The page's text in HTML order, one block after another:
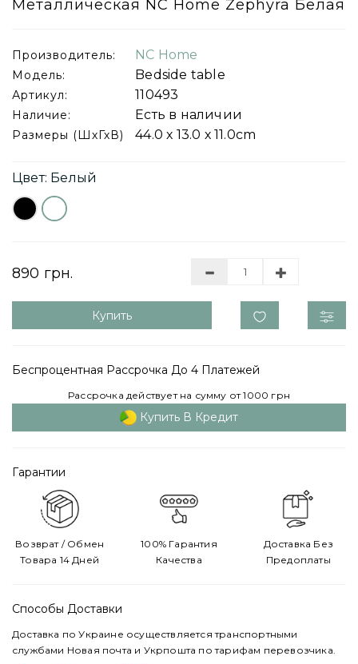
Металлическая NC Home Zephyra Белая
Производитель: NC Home
Модель: Bedside table
Артикул: 110493
Наличие: Есть в наличии
Размеры (ШхГхВ) 44.0 х 13.0 х 11.0cm
Цвет: Белый
890 грн.
Купить
Беспроцентная Рассрочка До 4 Платежей
Рассрочка действует на сумму от 1000 грн
Купить В Кредит
Гарантии
Возврат / Обмен
Товара 14 Дней
100% Гарантия
Качества
Доставка Без
Предоплаты
Способы Доставки
Доставка по Украине осуществляется транспортными
службами Новая почта и Укрпошта по тарифам перевозчика.